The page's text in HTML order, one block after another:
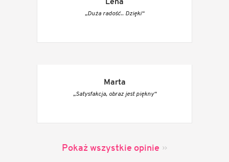
Lena
„Duża radość.. Dzięki“
Marta
„Satysfakcja, obraz jest piękny“
Pokaż wszystkie opinie